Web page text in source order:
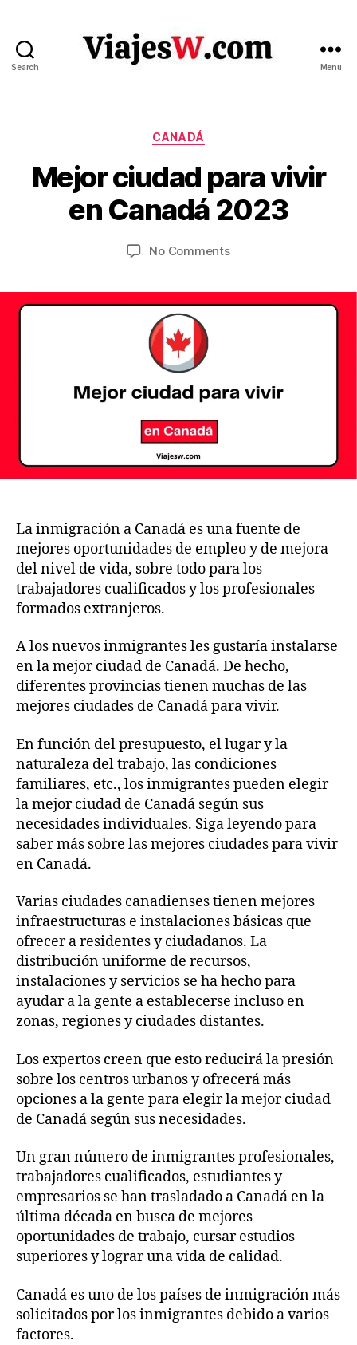
Search Menu
Categories
CANADÁ
Mejor ciudad para vivir
en Canadá 2023
author
y
V
s
o
date
r
c
5
0
No Commentson
para
La inmigración a Canadá es una fuente de
mejores oportunidades de empleo y de mejora
del nivel de vida, sobre todo para los
trabajadores cualificados y los profesionales
formados extranjeros.
A los nuevos inmigrantes les gustaría instalarse
en la mejor ciudad de Canadá. De hecho,
diferentes provincias tienen muchas de las
mejores ciudades de Canadá para vivir.
En función del presupuesto, el lugar y la
naturaleza del trabajo, las condiciones
familiares, etc., los inmigrantes pueden elegir
la mejor ciudad de Canadá según sus
necesidades individuales. Siga leyendo para
saber más sobre las mejores ciudades para vivir
en Canadá.
Varias ciudades canadienses tienen mejores
infraestructuras e instalaciones básicas que
ofrecer a residentes y ciudadanos. La
distribución uniforme de recursos,
instalaciones y servicios se ha hecho para
ayudar a la gente a establecerse incluso en
zonas, regiones y ciudades distantes.
Los expertos creen que esto reducirá la presión
sobre los centros urbanos y ofrecerá más
opciones a la gente para elegir la mejor ciudad
de Canadá según sus necesidades.
Un gran número de inmigrantes profesionales,
trabajadores cualificados, estudiantes y
empresarios se han trasladado a Canadá en la
última década en busca de mejores
oportunidades de trabajo, cursar estudios
superiores y lograr una vida de calidad.
Canadá es uno de los países de inmigración más
solicitados por los inmigrantes debido a varios
factores.